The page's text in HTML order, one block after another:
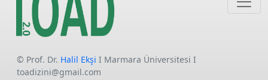
© Prof. Dr. Halil Ekşi I Marmara Üniversitesi I
toadizini@gmail.com